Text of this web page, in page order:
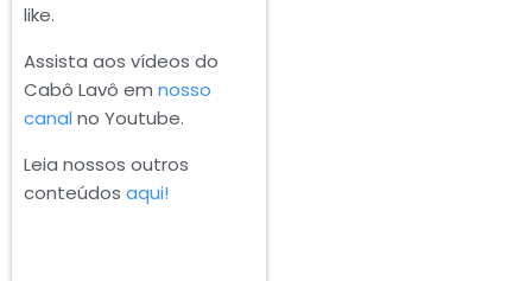
like.
Assista aos vídeos do
Cabô Lavô em nosso
canal no Youtube.
Leia nossos outros
conteúdos aqui!